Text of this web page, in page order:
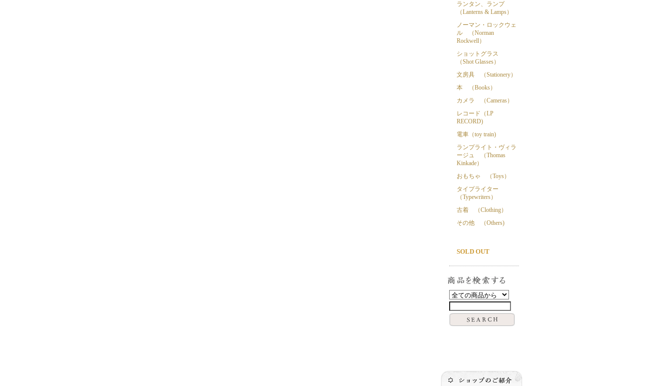
ランタン、ランプ
（Lanterns & Lamps）
ノーマン・ロックウェ
ル （Norman
Rockwell）
ショットグラス
（Shot Glasses）
文房具 （Stationery）
本 （Books）
カメラ （Cameras）
レコード（LP
RECORD)
電車（toy train)
ランプライト・ヴィラ
ージュ （Thomas
Kinkade）
おもちゃ （Toys）
タイプライター
（Typewriters）
古着 （Clothing）
その他 （Others)
SOLD OUT